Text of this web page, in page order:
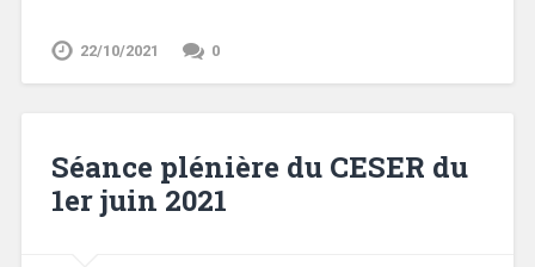
22/10/2021 0
Séance plénière du CESER du
1er juin 2021